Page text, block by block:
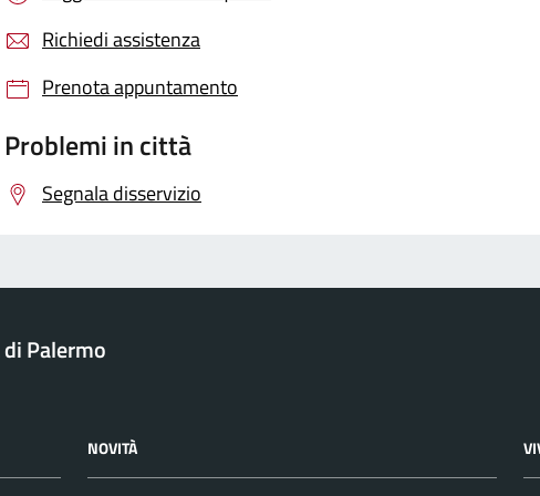
Richiedi assistenza
Prenota appuntamento
Problemi in città
Segnala disservizio
Palermo
NOVITÀ